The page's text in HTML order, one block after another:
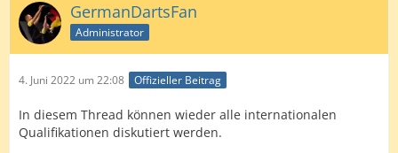
GermanDartsFan
Administrator
4. Juni 2022 um 22:08 Offizieller Beitrag
In diesem Thread können wieder alle internationalen
Qualifikationen diskutiert werden.